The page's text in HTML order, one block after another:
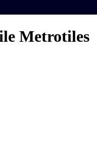
Metrotiles